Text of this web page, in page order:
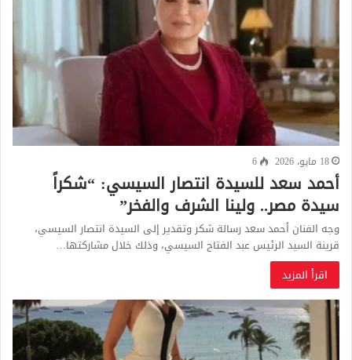
18 مايو، 2026 6
أحمد سعد للسيدة انتصار السيسي: “شكراً
سيدة مصر.. ولينا الشرف والفخر”
وجه الفنان أحمد سعد رسالة شكر وتقدير إلى السيدة انتصار السيسي،
قرينة السيد الرئيس عبد الفتاح السيسي، وذلك خلال مشاركتها…
اقرأ المزيد